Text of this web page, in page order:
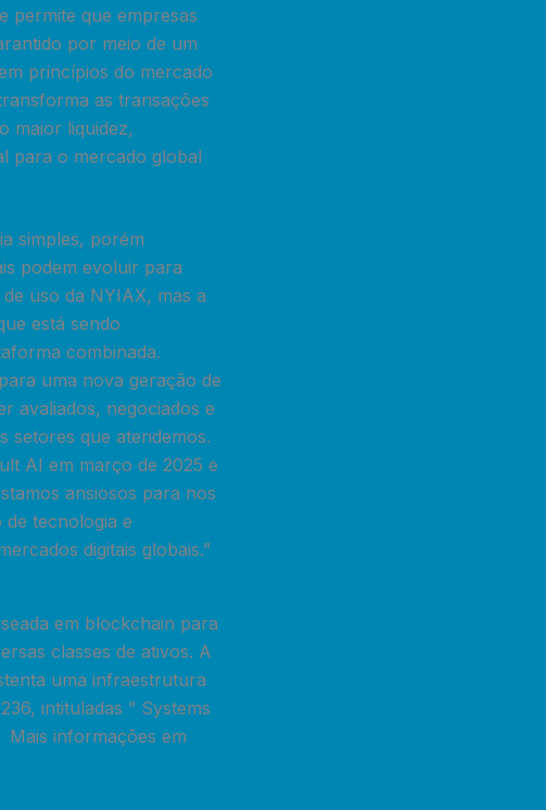
permite que empresas
por meio de um
princípios do mercado
as transações
maior liquidez,
para o mercado global
simples, porém
podem evoluir para
uso da NYIAX, mas a
está sendo
combinada.
uma nova geração de
avaliados, negociados e
setores que atendemos.
AI em março de 2025 e
ansiosos para nos
tecnologia e
digitais globais.”
em blockchain para
classes de ativos. A
uma infraestrutura
intituladas ” Systems
informações em